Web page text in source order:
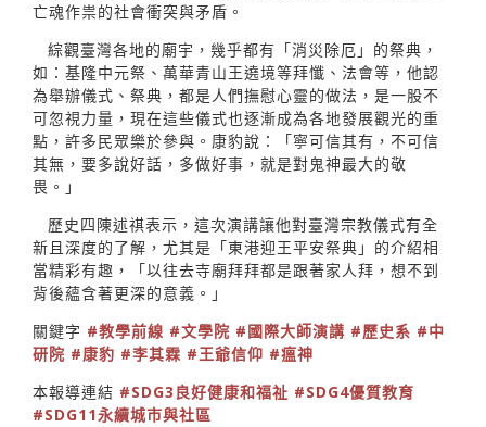
亡魂作祟的社會衝突與矛盾。
綜觀臺灣各地的廟宇，幾乎都有「消災除厄」的祭典，
如：基隆中元祭、萬華青山王遶境等拜懺、法會等，他認
為舉辦儀式、祭典，都是人們撫慰心靈的做法，是一股不
可忽視力量，現在這些儀式也逐漸成為各地發展觀光的重
點，許多民眾樂於參與。康豹說：「寧可信其有，不可信
其無，要多說好話，多做好事，就是對鬼神最大的敬
畏。」
歷史四陳述祺表示，這次演講讓他對臺灣宗教儀式有全
新且深度的了解，尤其是「東港迎王平安祭典」的介紹相
當精彩有趣，「以往去寺廟拜拜都是跟著家人拜，想不到
背後蘊含著更深的意義。」
關鍵字 #教學前線 #文學院 #國際大師演講 #歷史系 #中
研院 #康豹 #李其霖 #王爺信仰 #瘟神
本報導連結 #SDG3良好健康和福祉 #SDG4優質教育
#SDG11永續城市與社區